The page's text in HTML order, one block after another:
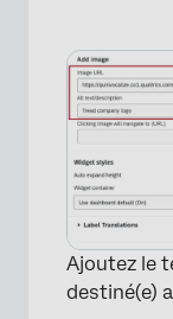
Ajoutez le
destiné(e)